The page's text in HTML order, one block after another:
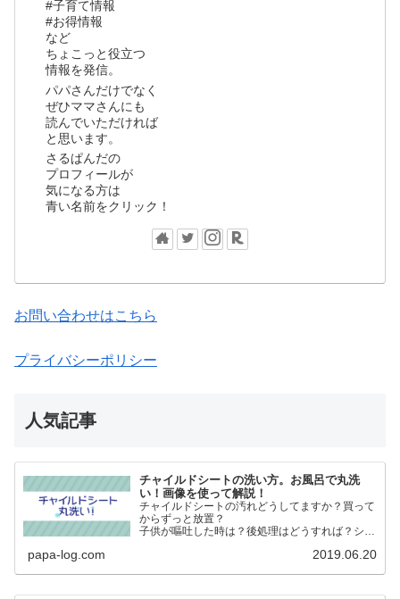
#子育て情報
#お得情報
など
ちょこっと役立つ
情報を発信。
パパさんだけでなく
ぜひママさんにも
読んでいただければ
と思います。
さるぱんだの
プロフィールが
気になる方は
青い名前をクリック！
お問い合わせはこちら
プライバシーポリシー
人気記事
チャイルドシートの洗い方。お風呂で丸洗
い！画像を使って解説！
チャイルドシートの汚れどうしてますか？買って
からずっと放置？
子供が嘔吐した時は？後処理はどうすれば？シー
そもそもチャイルドシート本体って洗えるの？
papa-log.com 2019.06.20